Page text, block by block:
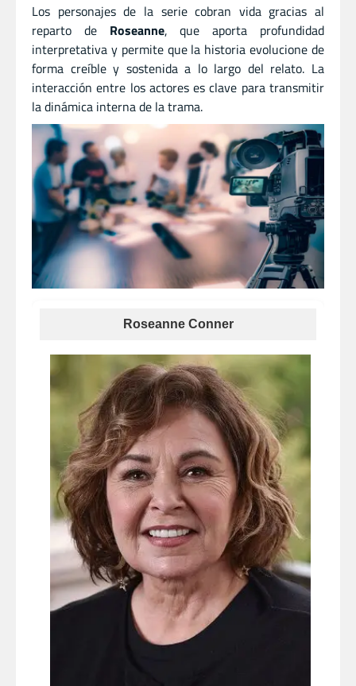
Los personajes de la serie cobran vida gracias al
reparto de Roseanne, que aporta profundidad
interpretativa y permite que la historia evolucione de
forma creíble y sostenida a lo largo del relato. La
interacción entre los actores es clave para transmitir
la dinámica interna de la trama.
Roseanne Conner